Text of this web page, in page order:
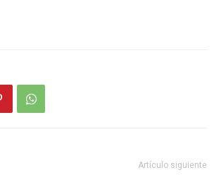
Artículo siguiente